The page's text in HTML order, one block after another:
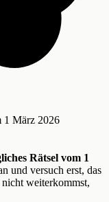
1 März 2026
Rätsel vom 1
und versuch erst, das
weiterkommst,